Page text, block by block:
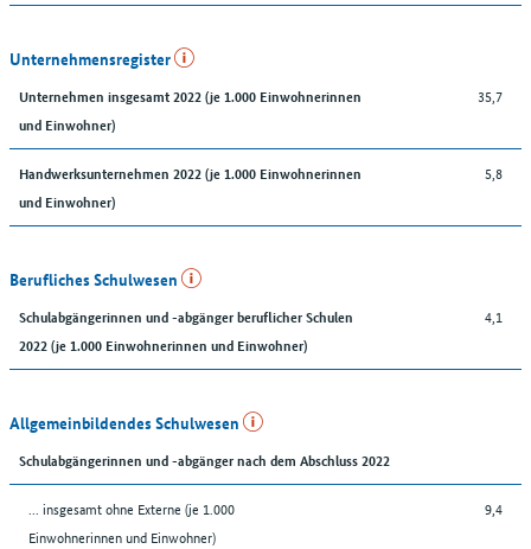
Unternehmensregister
Unternehmen insgesamt 2022 (je 1.000 Einwohnerinnen
und Einwohner)
35,7
Handwerksunternehmen 2022 (je 1.000 Einwohnerinnen
und Einwohner)
5,8
Berufliches Schulwesen
Schulabgängerinnen und -abgänger beruflicher Schulen
2022 (je 1.000 Einwohnerinnen und Einwohner)
4,1
Allgemeinbildendes Schulwesen
Schulabgängerinnen und -abgänger nach dem Abschluss 2022
... insgesamt ohne Externe (je 1.000
Einwohnerinnen und Einwohner)
9,4